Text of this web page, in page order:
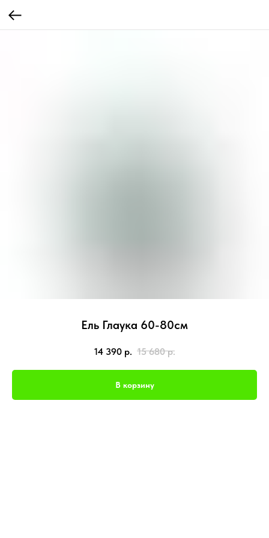
Ель Глаука 60-80см
14 390 р. 15 680 р.
В корзину